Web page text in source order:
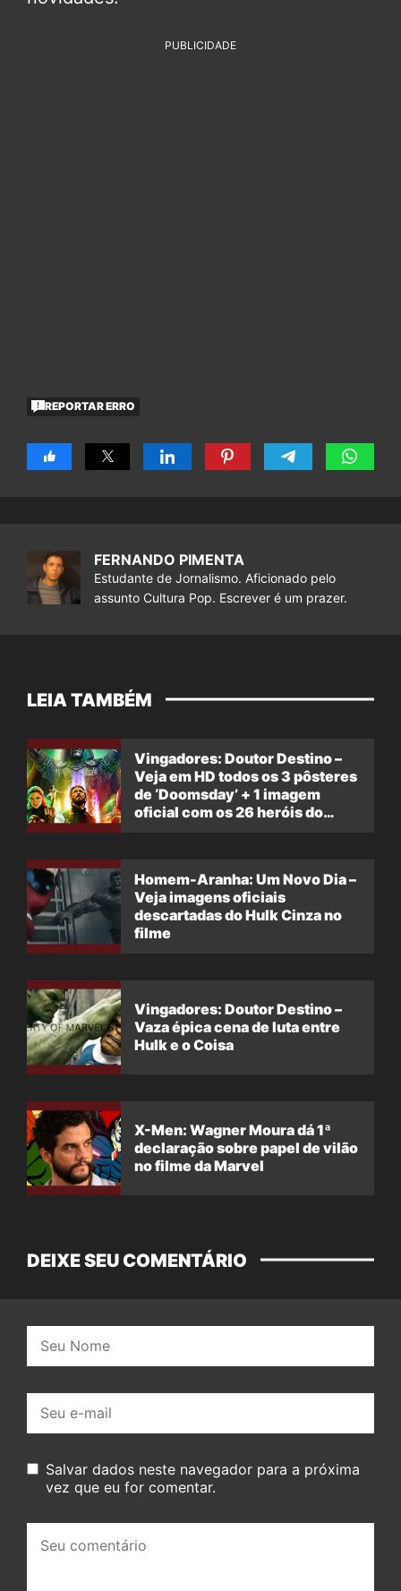
PUBLICIDADE
REPORTAR ERRO
FERNANDO PIMENTA
Estudante de Jornalismo. Aficionado pelo
assunto Cultura Pop. Escrever é um prazer.
LEIA TAMBÉM
Vingadores: Doutor Destino –
Veja em HD todos os 3 pôsteres
de ‘Doomsday’ + 1 imagem
oficial com os 26 heróis do
Homem-Aranha: Um Novo Dia –
Veja imagens oficiais
descartadas do Hulk Cinza no
filme
Vingadores: Doutor Destino –
Vaza épica cena de luta entre
Hulk e o Coisa
X-Men: Wagner Moura dá 1ª
declaração sobre papel de vilão
no filme da Marvel
DEIXE SEU COMENTÁRIO
mail:
Salvar dados neste navegador para a próxima
vez que eu for comentar.
comentário: